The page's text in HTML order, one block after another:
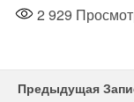
2 929
Предыдущая